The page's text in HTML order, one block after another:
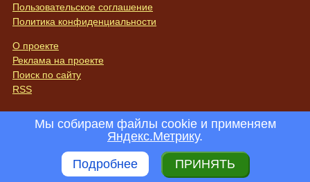
Пользовательское соглашение
Политика конфиденциальности
О проекте
Реклама на проекте
Поиск по сайту
RSS
Мы собираем файлы cookie и применяем
Яндекс.Метрику.
Подробнее
ПРИНЯТЬ